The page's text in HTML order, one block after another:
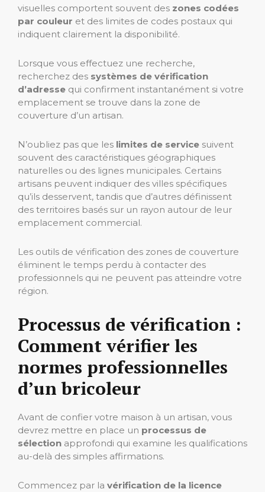
visuelles comportent souvent des zones codées
par couleur et des limites de codes postaux qui
indiquent clairement la disponibilité.
Lorsque vous effectuez une recherche,
recherchez des systèmes de vérification
d’adresse qui confirment instantanément si votre
emplacement se trouve dans la zone de
couverture d’un artisan.
N’oubliez pas que les limites de service suivent
souvent des caractéristiques géographiques
naturelles ou des lignes municipales. Certains
artisans peuvent indiquer des villes spécifiques
qu’ils desservent, tandis que d’autres définissent
des territoires basés sur un rayon autour de leur
emplacement commercial.
Les outils de vérification des zones de couverture
éliminent le temps perdu à contacter des
professionnels qui ne peuvent pas atteindre votre
région.
Processus de vérification :
Comment vérifier les
normes professionnelles
d’un bricoleur
Avant de confier votre maison à un artisan, vous
devrez mettre en place un processus de
sélection approfondi qui examine les qualifications
au-delà des simples affirmations.
Commencez par la vérification de la licence